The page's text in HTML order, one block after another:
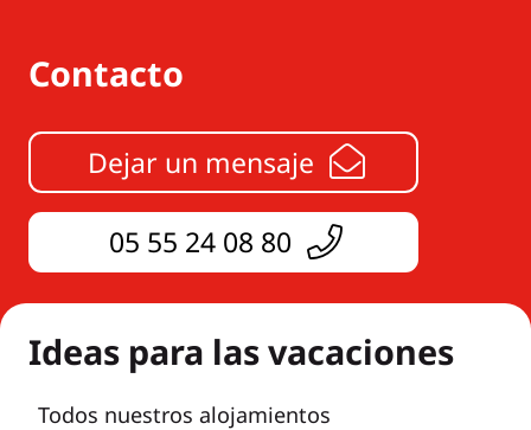
Contacto
Dejar un mensaje
05 55 24 08 80
Ideas para las vacaciones
Todos nuestros alojamientos